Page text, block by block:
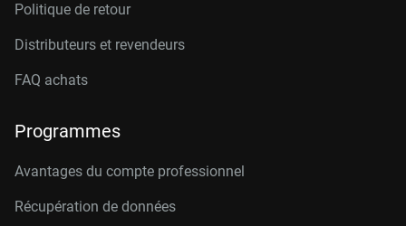
Politique de retour
Distributeurs et revendeurs
FAQ achats
Programmes
Avantages du compte professionnel
Récupération de données